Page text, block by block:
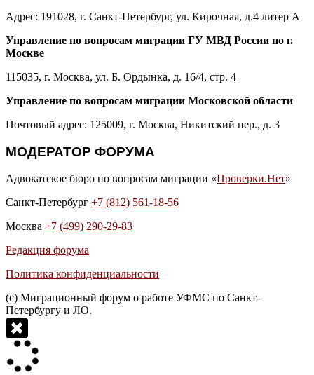
Адрес: 191028, г. Санкт-Петербург, ул. Кирочная, д.4 литер А
Управление по вопросам миграции ГУ МВД России по г.
Москве
115035, г. Москва, ул. Б. Ордынка, д. 16/4, стр. 4
Управление по вопросам миграции Московской области
Почтовый адрес: 125009, г. Москва, Никитский пер., д. 3
МОДЕРАТОР ФОРУМА
Адвокатское бюро по вопросам миграции «Проверки.Нет»
Санкт-Петербург +7 (812) 561-18-56
Москва +7 (499) 290-29-83
Редакция форума
Политика конфиденциальности
(с) Миграционный форум о работе УФМС по Санкт-
Петербургу и ЛО.